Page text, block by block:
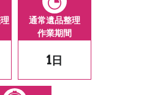
通常遺品整理
作業期間
1日